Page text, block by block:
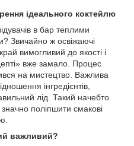
ідеального коктейлю
в бар теплими
Звичайно ж освіжаючі
вимогливий до якості і
вже замало. Процес
на мистецтво. Важлива
інгредієнтів,
лід. Такий начебто
поліпшити смакові
важливий?